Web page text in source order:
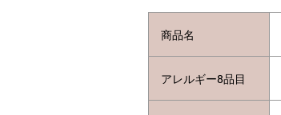
商品名
アレルギー8品目